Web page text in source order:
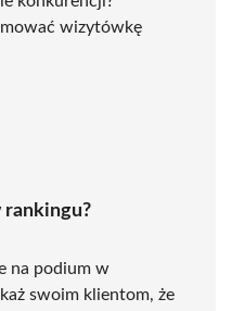
wizytówkę
rankingu?
na podium w
swoim klientom, że